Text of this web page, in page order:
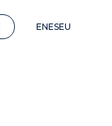
ENESEU